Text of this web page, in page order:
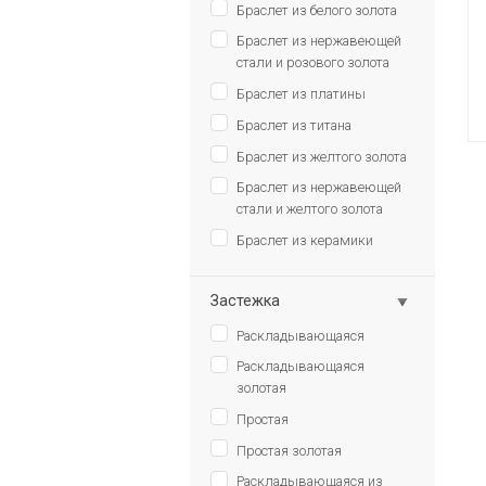
Браслет из белого золота
Браслет из нержавеющей
стали и розового золота
Браслет из платины
Браслет из титана
Браслет из желтого золота
Браслет из нержавеющей
стали и желтого золота
Браслет из керамики
Застежка
Раскладывающаяся
Раскладывающаяся
золотая
Простая
Простая золотая
Раскладывающаяся из